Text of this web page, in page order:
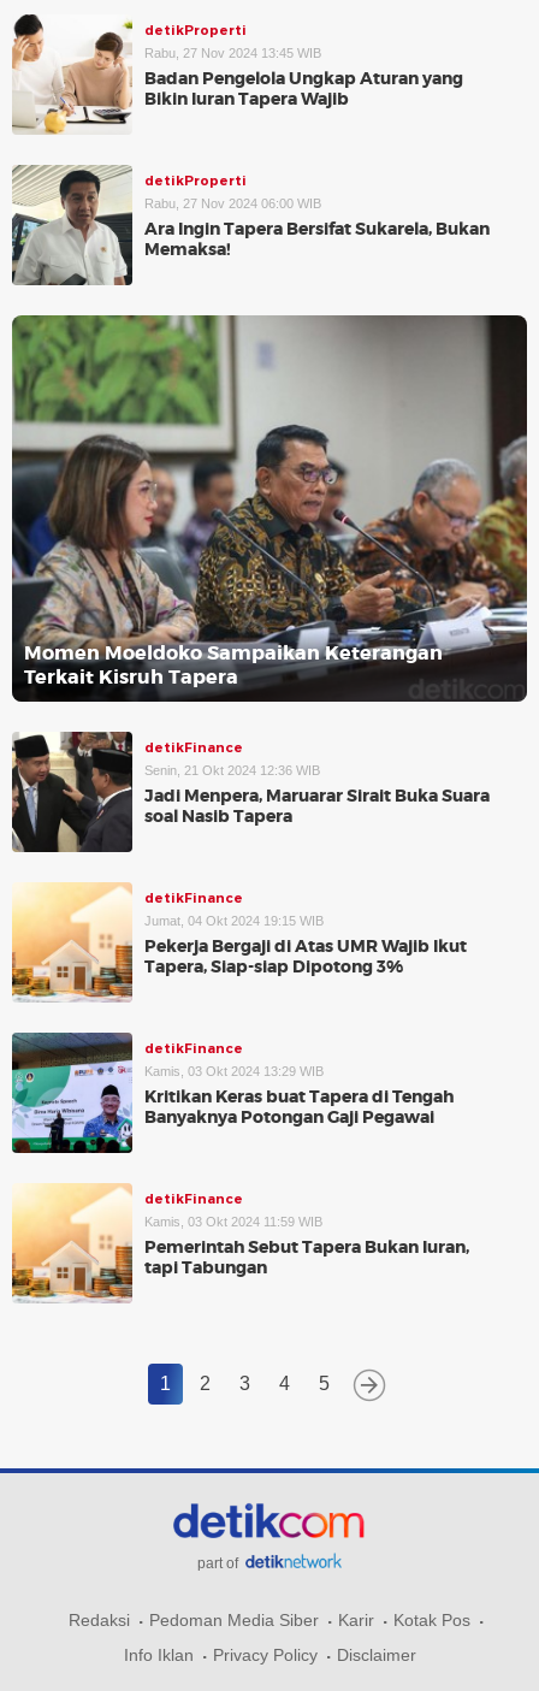
detikProperti
Rabu, 27 Nov 2024 13:45 WIB
Badan Pengelola Ungkap Aturan yang
Bikin Iuran Tapera Wajib
detikProperti
Rabu, 27 Nov 2024 06:00 WIB
Ara Ingin Tapera Bersifat Sukarela, Bukan
Memaksa!
Momen Moeldoko Sampaikan Keterangan
Terkait Kisruh Tapera
detikFinance
Senin, 21 Okt 2024 12:36 WIB
Jadi Menpera, Maruarar Sirait Buka Suara
soal Nasib Tapera
detikFinance
Jumat, 04 Okt 2024 19:15 WIB
Pekerja Bergaji di Atas UMR Wajib Ikut
Tapera, Siap-siap Dipotong 3%
detikFinance
Kamis, 03 Okt 2024 13:29 WIB
Kritikan Keras buat Tapera di Tengah
Banyaknya Potongan Gaji Pegawai
detikFinance
Kamis, 03 Okt 2024 11:59 WIB
Pemerintah Sebut Tapera Bukan Iuran,
tapi Tabungan
1 2 3 4 5
part of
Redaksi Pedoman Media Siber Karir
Kotak Pos
Info Iklan
Privacy Policy Disclaimer